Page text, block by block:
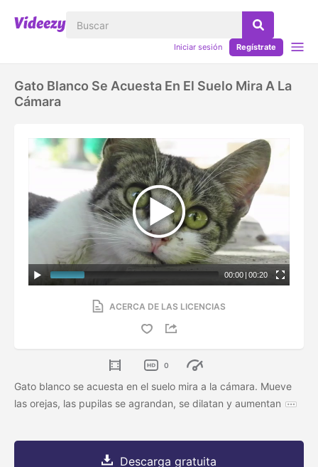
Iniciar sesión Regístrate
Gato Blanco Se Acuesta En El Suelo Mira A La
Cámara
00:00 | 00:20
ACERCA DE LAS LICENCIAS
0
Gato blanco se acuesta en el suelo mira a la cámara. Mueve
las orejas, las pupilas se agrandan, se dilatan y aumentan
Descarga gratuita